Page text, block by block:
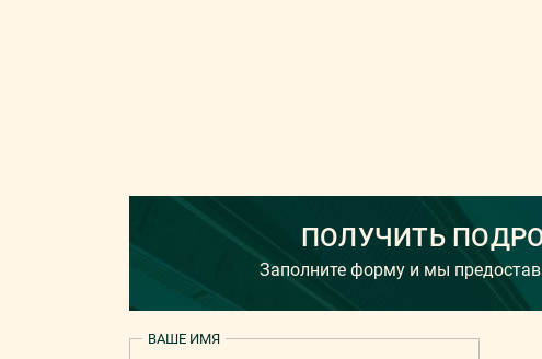
ПОЛУЧИТЬ
Заполните форму и мы
ВАШЕ ИМЯ